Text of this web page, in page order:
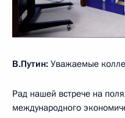
В.Путин: Уважаемые
Рад нашей встрече на
международного